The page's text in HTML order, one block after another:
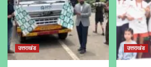
उत्तराखंड उत्तराखंड